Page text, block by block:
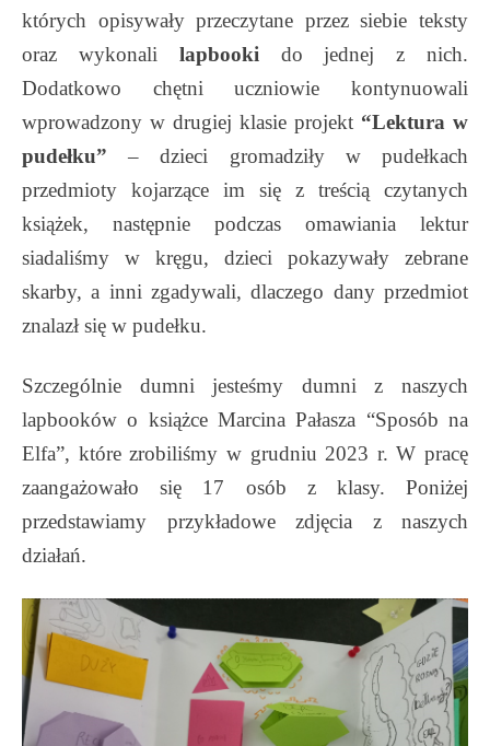
których opisywały przeczytane przez siebie teksty
oraz wykonali lapbooki do jednej z nich.
Dodatkowo chętni uczniowie kontynuowali
wprowadzony w drugiej klasie projekt “Lektura w
pudełku” – dzieci gromadziły w pudełkach
przedmioty kojarzące im się z treścią czytanych
książek, następnie podczas omawiania lektur
siadaliśmy w kręgu, dzieci pokazywały zebrane
skarby, a inni zgadywali, dlaczego dany przedmiot
znalazł się w pudełku.
Szczególnie dumni jesteśmy dumni z naszych
lapbooków o książce Marcina Pałasza “Sposób na
Elfa”, które zrobiliśmy w grudniu 2023 r. W pracę
zaangażowało się 17 osób z klasy. Poniżej
przedstawiamy przykładowe zdjęcia z naszych
działań.